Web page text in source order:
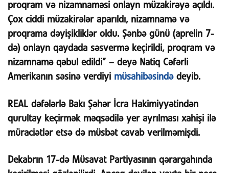
proqram və nizamnaməsi onlayn müzakirəyə açıldı.
Çox ciddi müzakirələr aparıldı, nizamnamə və
proqrama dəyişikliklər oldu. Şənbə günü (aprelin 7-
də) onlayn qaydada səsvermə keçirildi, proqram və
nizamnamə qəbul edildi” – deyə Natiq Cəfərli
Amerikanın səsinə verdiyi müsahibəsindədeyib.
REAL dəfələrlə Bakı Şəhər İcra Hakimiyyətindən
qurultay keçirmək məqsədilə yer ayrılması xahişi ilə
müraciətlər etsə də müsbət cavab verilməmişdi.
Dekabrın 17-də Müsavat Partiyasının qərargahında